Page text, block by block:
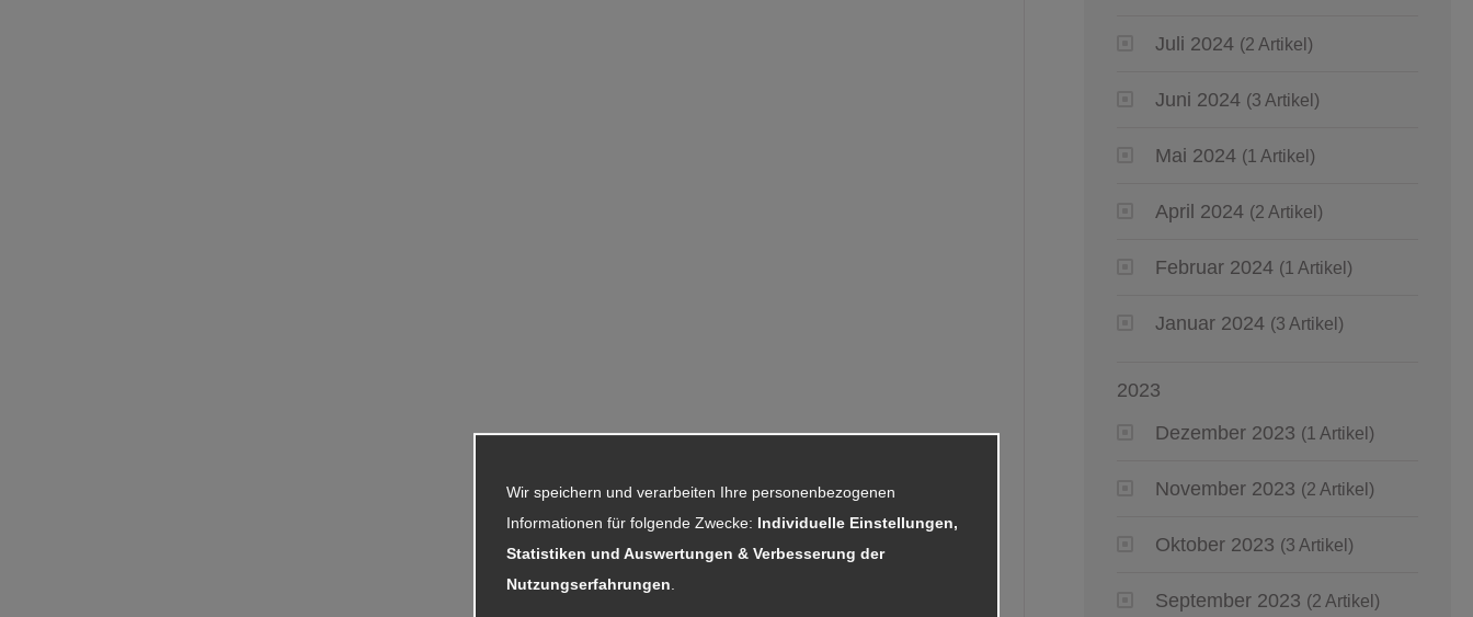
Juli 2024 (2 Artikel)
Juni 2024 (3 Artikel)
Mai 2024 (1 Artikel)
April 2024 (2 Artikel)
Februar 2024 (1 Artikel)
Januar 2024 (3 Artikel)
2023
Dezember 2023 (1 Artikel)
November 2023 (2 Artikel)
Oktober 2023 (3 Artikel)
September 2023 (2 Artikel)
Wir speichern und verarbeiten Ihre personenbezogenen
Informationen für folgende Zwecke: Individuelle Einstellungen,
Statistiken und Auswertungen & Verbesserung der
Nutzungserfahrungen